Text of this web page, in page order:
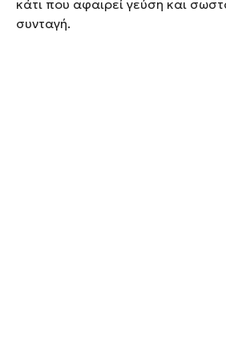
κάτι που αφαιρεί γεύση και
συνταγή.